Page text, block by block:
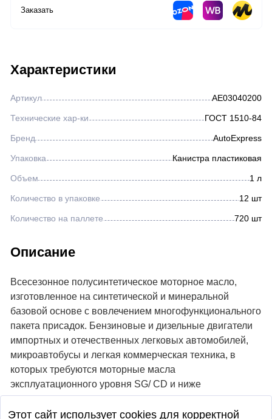
Заказать
Характеристики
Артикул AE03040200
Технические хар-ки ГОСТ 1510-84
Бренд AutoExpress
Упаковка Канистра пластиковая
Объем 1 л
Количество в упаковке 12 шт
Количество на паллете 720 шт
Описание
Всесезонное полусинтетическое моторное масло,
изготовленное на синтетической и минеральной
базовой основе с вовлечением многофункционального
пакета присадок. Бензиновые и дизельные двигатели
импортных и отечественных легковых автомобилей,
микроавтобусы и легкая коммерческая техника, в
которых требуются моторные масла
эксплуатационного уровня SG/ CD и ниже
Аэрозоли
Герметик автомобильный
Прочее
Этот сайт использует cookies для корректной